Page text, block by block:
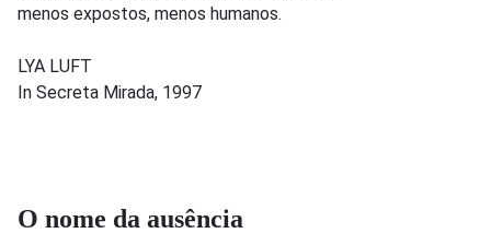
menos expostos, menos humanos.
LYA LUFT
In Secreta Mirada, 1997
O nome da ausência